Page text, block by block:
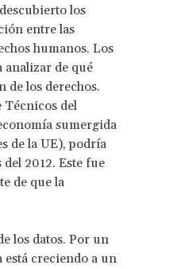
los
entre las
humanos. Los
analizar de qué
de los derechos.
del
sumergida
de la UE), podría
2012. Este fue
de que la
los datos. Por un
está creciendo a un